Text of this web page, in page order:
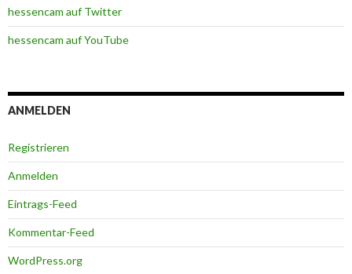
hessencam auf Twitter
hessencam auf YouTube
ANMELDEN
Registrieren
Anmelden
Eintrags-Feed
Kommentar-Feed
WordPress.org